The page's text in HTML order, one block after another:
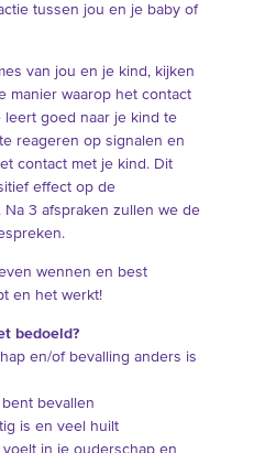
tussen jou en je baby of
van jou en je kind, kijken
manier waarop het contact
goed naar je kind te
reageren op signalen en
contact met je kind. Dit
effect op de
3 afspraken zullen we de
wennen en best
en het werkt!
bedoeld?
en/of bevalling anders is
bevallen
is en veel huilt
in je ouderschap en